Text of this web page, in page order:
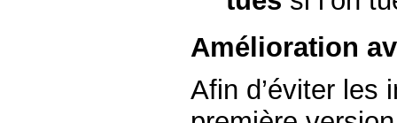
Amélioration
Afin d’éviter les